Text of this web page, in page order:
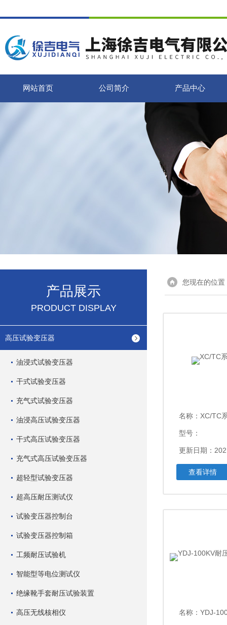
网站首页 公司简介 产品中心
产品展示
PRODUCT DISPLAY
高压试验变压器
油浸式试验变压器
干式试验变压器
充气式试验变压器
油浸高压试验变压器
干式高压试验变压器
充气式高压试验变压器
超轻型试验变压器
超高压耐压测试仪
试验变压器控制台
试验变压器控制箱
工频耐压试验机
智能型等电位测试仪
绝缘靴手套耐压试验装置
高压无线核相仪
您现在的位置
名称： XC/TC
型号：
更新日期：
查看详情
名称： YDJ-